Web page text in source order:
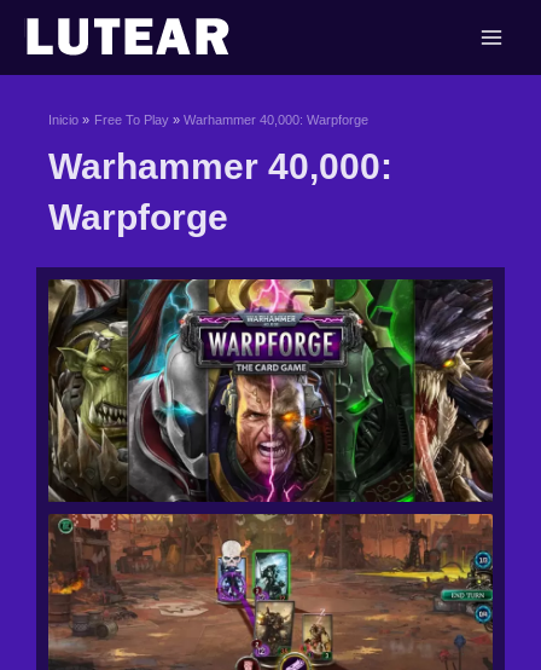
contenido
Inicio Free To Play Warhammer 40,000: Warpforge
Warhammer 40,000:
Warpforge